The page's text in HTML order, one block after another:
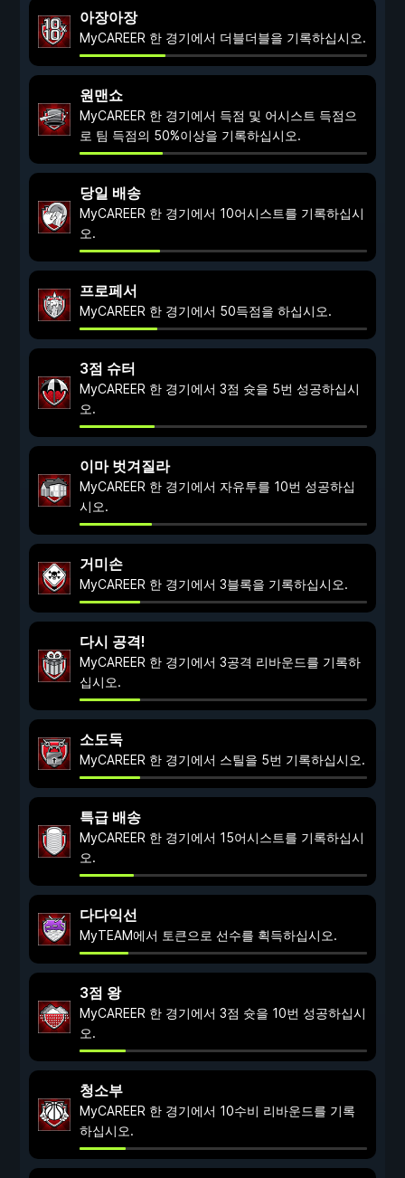
아장아장
MyCAREER 한 경기에서 더블더블을 기록하십시오.
원맨쇼
MyCAREER 한 경기에서 득점 및 어시스트 득점으
로 팀 득점의 50%이상을 기록하십시오.
당일 배송
MyCAREER 한 경기에서 10어시스트를 기록하십시
오.
프로페서
MyCAREER 한 경기에서 50득점을 하십시오.
3점 슈터
MyCAREER 한 경기에서 3점 슛을 5번 성공하십시
오.
이마 벗겨질라
MyCAREER 한 경기에서 자유투를 10번 성공하십
시오.
거미손
MyCAREER 한 경기에서 3블록을 기록하십시오.
다시 공격!
MyCAREER 한 경기에서 3공격 리바운드를 기록하
십시오.
소도둑
MyCAREER 한 경기에서 스틸을 5번 기록하십시오.
특급 배송
MyCAREER 한 경기에서 15어시스트를 기록하십시
오.
다다익선
MyTEAM에서 토큰으로 선수를 획득하십시오.
3점 왕
MyCAREER 한 경기에서 3점 슛을 10번 성공하십시
오.
청소부
MyCAREER 한 경기에서 10수비 리바운드를 기록
하십시오.